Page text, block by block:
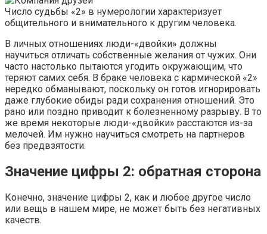
Число судьбы «2» в нумерологии характеризует
общительного и внимательного к другим человека.
В личных отношениях люди-«двойки» должны
научиться отличать собственные желания от чужих. Они
часто настолько пытаются угодить окружающим, что
теряют самих себя. В браке человека с кармической «2»
нередко обманывают, поскольку он готов игнорировать
даже глубокие обиды ради сохранения отношений. Это
рано или поздно приводит к болезненному разрыву. В то
же время некоторые люди-«двойки» расстаются из-за
мелочей. Им нужно научиться смотреть на партнеров
без предвзятости.
Значение цифры 2: обратная сторона
Конечно, значение цифры 2, как и любое другое число
или вещь в нашем мире, не может быть без негативных
качеств.